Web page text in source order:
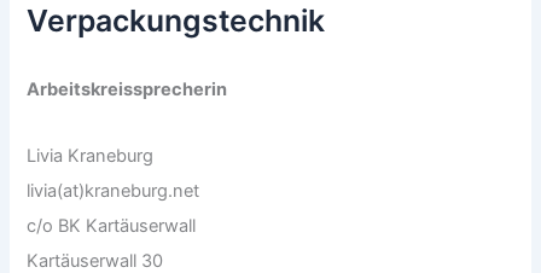
Verpackungstechnik
Arbeitskreissprecherin
Livia Kraneburg
livia(at)kraneburg.net
c/o BK Kartäuserwall
Kartäuserwall 30